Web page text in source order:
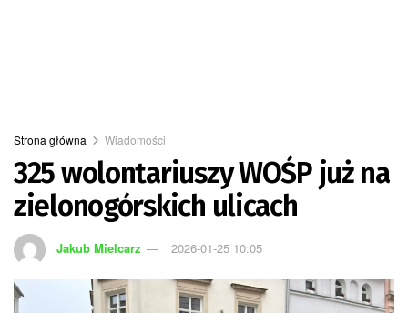
Strona główna Wiadomości
325 wolontariuszy WOŚP już na
zielonogórskich ulicach
Jakub Mielcarz 2026-01-25 10:05